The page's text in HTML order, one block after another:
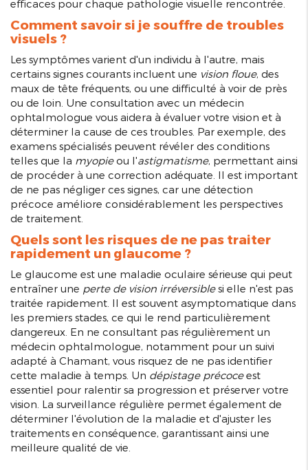
efficaces pour chaque pathologie visuelle rencontrée.
Comment savoir si je souffre de troubles
visuels ?
Les symptômes varient d'un individu à l'autre, mais
certains signes courants incluent une vision floue, des
maux de tête fréquents, ou une difficulté à voir de près
ou de loin. Une consultation avec un médecin
ophtalmologue vous aidera à évaluer votre vision et à
déterminer la cause de ces troubles. Par exemple, des
examens spécialisés peuvent révéler des conditions
telles que la myopieou l'astigmatisme, permettant ainsi
de procéder à une correction adéquate. Il est important
de ne pas négliger ces signes, car une détection
précoce améliore considérablement les perspectives
de traitement.
Quels sont les risques de ne pas traiter
rapidement un glaucome ?
Le glaucome est une maladie oculaire sérieuse qui peut
entraîner une perte de vision irréversiblesi elle n'est pas
traitée rapidement. Il est souvent asymptomatique dans
les premiers stades, ce qui le rend particulièrement
dangereux. En ne consultant pas régulièrement un
médecin ophtalmologue, notamment pour un suivi
adapté à Chamant, vous risquez de ne pas identifier
cette maladie à temps. Un dépistage précoceest
essentiel pour ralentir sa progression et préserver votre
vision. La surveillance régulière permet également de
déterminer l'évolution de la maladie et d'ajuster les
traitements en conséquence, garantissant ainsi une
meilleure qualité de vie.